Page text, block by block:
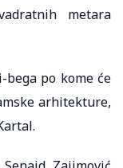
metara
po kome će
arhitekture,